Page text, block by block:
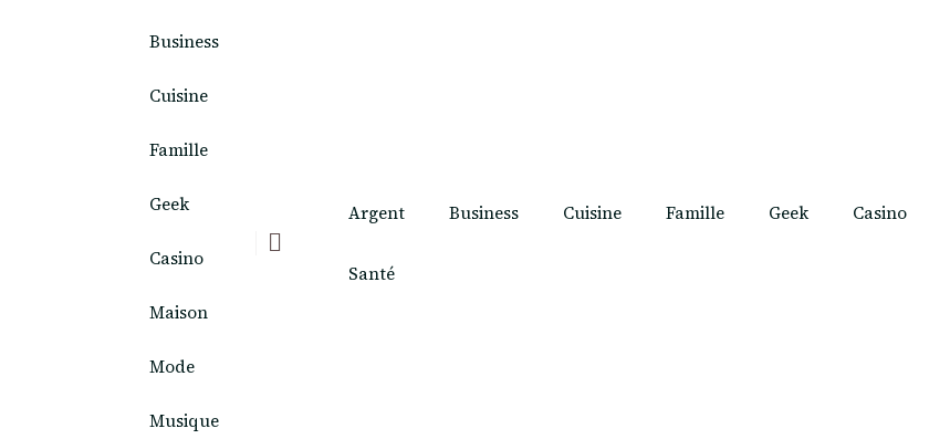
Business
Cuisine
Famille
Geek
Casino
Maison
Mode
Musique
Argent Business Cuisine Famille Geek Casino
Santé